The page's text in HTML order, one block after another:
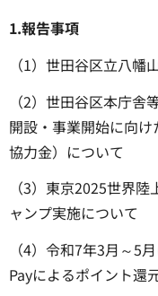
1.報告事項
（1）世田谷区立八
（2）世田谷区本庁
開設・事業開始に向
協力金）について
（3）東京2025世界
ャンプ実施について
（4）令和7年3月～5
Payによるポイント還